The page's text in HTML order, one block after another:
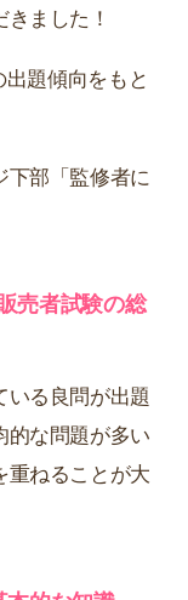
ました！
題傾向をもと
部「監修者に
売者試験の総
る良問が出題
的な問題が多い
重ねることが大